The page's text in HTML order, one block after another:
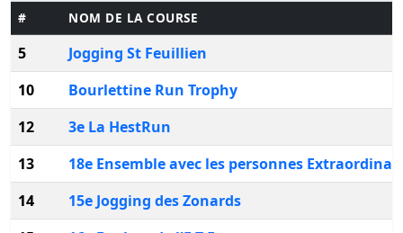
# NOM DE LA COURSE
5
Jogging St Feuillien
10
Bourlettine Run Trophy
12
3e La HestRun
13
18e Ensemble avec les personnes
14
15e Jogging des Zonards